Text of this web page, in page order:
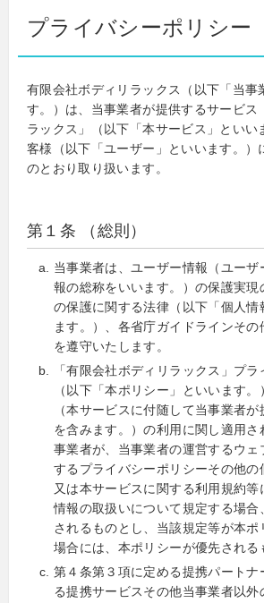
プライバシーポリシー
有限会社ボディリラックス（以下「当事
す。）は、当事業者が提供するサービス
ラックス」（以下「本サービス」といい
客様（以下「ユーザー」といいます。）
のとおり取り扱います。
第１条 （総則）
当事業者は、ユーザー情報（ユーザ
報の総称をいいます。）の保護実現
の保護に関する法律（以下「個人情
ます。）、各省庁ガイドラインそ
を遵守いたします。
「有限会社ボディリラックス」プ
（以下「本ポリシー」といいます
（本サービスに付随して当事業者
を含みます。）の利用に関し適用さ
事業者が、当事業者の運営するウェ
するプライバシーポリシーその他の
又は本サービスに関する利用規約等
情報の取扱いについて規定する場合
されるものとし、当該規定等が本ポ
場合には、本ポリシーが優先される
第４条第３項に定める提携パートナ
る提携サービスその他当事業者以外